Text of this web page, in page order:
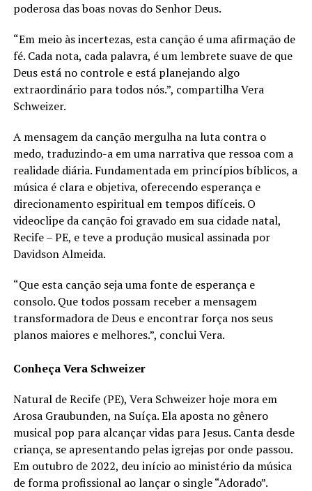
poderosa das boas novas do Senhor Deus.
“Em meio às incertezas, esta canção é uma afirmação de
fé. Cada nota, cada palavra, é um lembrete suave de que
Deus está no controle e está planejando algo
extraordinário para todos nós.”, compartilha Vera
Schweizer.
A mensagem da canção mergulha na luta contra o
medo, traduzindo-a em uma narrativa que ressoa com a
realidade diária. Fundamentada em princípios bíblicos, a
música é clara e objetiva, oferecendo esperança e
direcionamento espiritual em tempos difíceis. O
videoclipe da canção foi gravado em sua cidade natal,
Recife – PE, e teve a produção musical assinada por
Davidson Almeida.
“Que esta canção seja uma fonte de esperança e
consolo. Que todos possam receber a mensagem
transformadora de Deus e encontrar força nos seus
planos maiores e melhores.”, conclui Vera.
Conheça Vera Schweizer
Natural de Recife (PE), Vera Schweizer hoje mora em
Arosa Graubunden, na Suíça. Ela aposta no gênero
musical pop para alcançar vidas para Jesus. Canta desde
criança, se apresentando pelas igrejas por onde passou.
Em outubro de 2022, deu início ao ministério da música
de forma profissional ao lançar o single “Adorado”.